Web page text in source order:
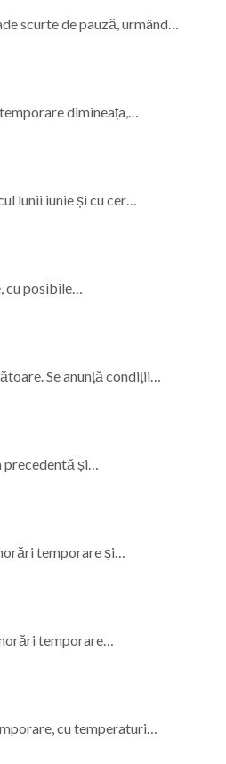
pianistul care a
o zi sufocantă. Copaci rupți,
dans și sport pe Câmpul
în Baia Mare: Un pas spre
scurte de pauză, urmând…
dimineața,…
lunii iunie și cu cer…
posibile…
Se anunță condiții…
și…
temporare și…
temporare…
cu temperaturi…